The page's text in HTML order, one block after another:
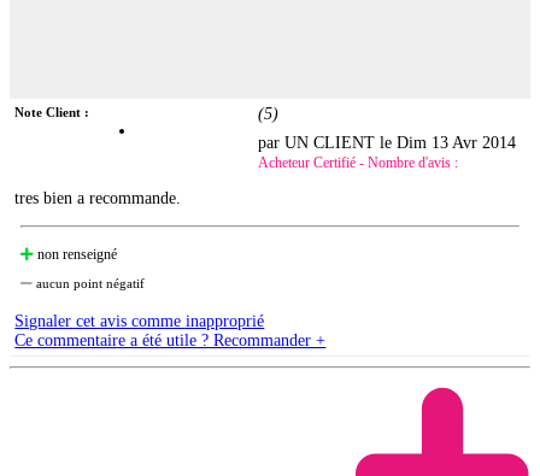
Note Client : (5)
par UN CLIENT leDim 13 Avr 2014
Acheteur Certifié - Nombre d'avis :
tres bien a recommande.
non renseigné
aucun point négatif
Signaler cet avis comme inapproprié
Ce commentaire a été utile ? Recommander +